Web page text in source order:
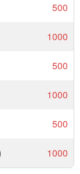
500
1000
500
1000
500
1000